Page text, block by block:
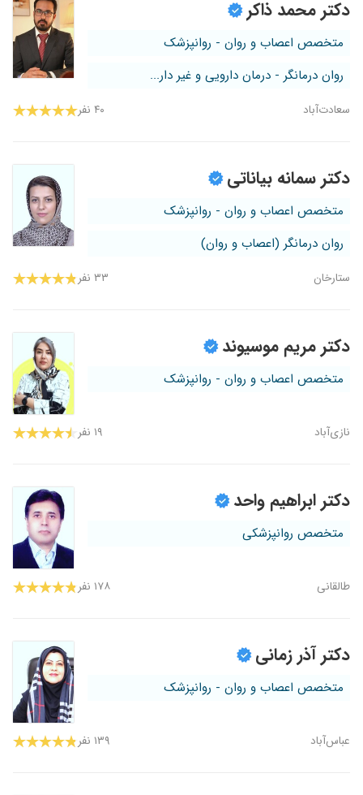
دکتر محمد ذاکر
متخصص اعصاب و روان - روانپزشک
روان درمانگر - درمان دارویی و غیر دار...
سعادت‌آباد ۴۰ نفر
دکتر سمانه بیاناتی
متخصص اعصاب و روان - روانپزشک
روان درمانگر (اعصاب و روان)
ستارخان ۳۳ نفر
دکتر مریم موسیوند
متخصص اعصاب و روان - روانپزشک
نازی‌آباد ۱۹ نفر
دکتر ابراهیم واحد
متخصص روانپزشکی
طالقانی ۱۷۸ نفر
دکتر آذر زمانی
متخصص اعصاب و روان - روانپزشک
عباس‌آباد ۱۳۹ نفر